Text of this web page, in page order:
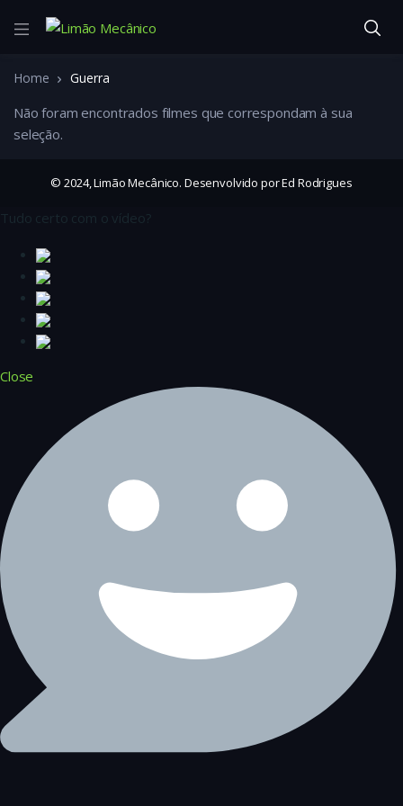
Home Guerra
Não foram encontrados filmes que correspondam à sua
seleção.
© 2024, Limão Mecânico. Desenvolvido por Ed Rodrigues
Tudo certo com o vídeo?
Close